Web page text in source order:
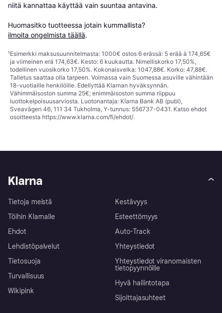
niitä kannattaa käyttää vain suuntaa antavina.
Huomasitko tuotteessa jotain kummallista?
ilmoita ongelmista täällä.
¹Esimerkki maksusuunnitelmasta: 1000€ ostos 6 erässä: 5 erää à 174,65€
ja viimeinen erä 174,63€. Kesto: 6 kuukautta. Nimelliskorko 17,50%,
todellinen vuosikorko 17,50%. Kokonaisvelka: 1047,88€. Korko: 47,88€.
Talletus saattaa olla tarpeen. Voimassa vain Suomessa asuville vähintään
18-vuotiaille henkilöille. Edellyttää Klarnan hyväksynnän.
Vähimmäisoston summa 25€; enimmäisoston summa riippuu
luottokelpoisuusarviosta. Luotonantaja: Klarna Bank AB (publ),
Sveavägen 46, 111 34 Tukholma, Y-tunnus: 556737-0431. Katso ehdot
osoitteesta https://www.klarna.com/fi/ehdot/.
Klarna
Tietoja meistä
Töihin Klarnalle
Ehdot
Lehdistöpalvelut
Tietosuoja
Turvallisuus
Wikipink
Kestävyys
Esteettömyys
Auto-Track
Yhteystiedot
Yhteystiedot viranomaisten
tietopyynnöille
Hyvä hallintotapa
Sijoittajasuhteet